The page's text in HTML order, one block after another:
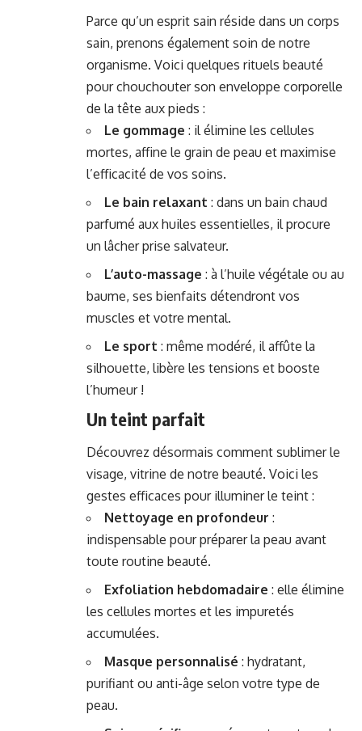
Parce qu’un esprit sain réside dans un corps
sain, prenons également soin de notre
organisme. Voici quelques rituels beauté
pour chouchouter son enveloppe corporelle
de la tête aux pieds :
Le gommage : il élimine les cellules
mortes, affine le grain de peau et maximise
l’efficacité de vos soins.
Le bain relaxant : dans un bain chaud
parfumé aux huiles essentielles, il procure
un lâcher prise salvateur.
L’auto-massage : à l’huile végétale ou au
baume, ses bienfaits détendront vos
muscles et votre mental.
Le sport : même modéré, il affûte la
silhouette, libère les tensions et booste
l’humeur !
Un teint parfait
Découvrez désormais comment sublimer le
visage, vitrine de notre beauté. Voici les
gestes efficaces pour illuminer le teint :
Nettoyage en profondeur :
indispensable pour préparer la peau avant
toute routine beauté.
Exfoliation hebdomadaire : elle élimine
les cellules mortes et les impuretés
accumulées.
Masque personnalisé : hydratant,
purifiant ou anti-âge selon votre type de
peau.